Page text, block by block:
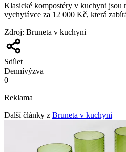
Klasické kompostéry v kuchyni jsou
vychytávce za 12 000 Kč, která
Zdroj: Bruneta v kuchyni
Sdílet
Dennívýzva
0
Reklama
Další články z Bruneta v kuchyni